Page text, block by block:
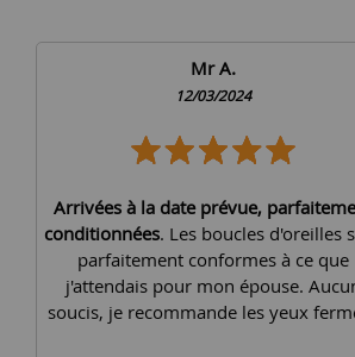
Mr A.
12/03/2024
Arrivées à la date prévue,
conditionnées. Les boucles d'oreilles
parfaitement conformes à ce que
j'attendais pour mon épouse.
soucis, je recommande les yeux